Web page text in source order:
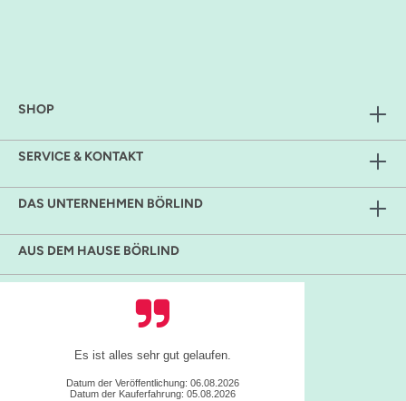
SHOP
SERVICE & KONTAKT
DAS UNTERNEHMEN BÖRLIND
AUS DEM HAUSE BÖRLIND
Es ist alles sehr gut gelaufen.
Datum der Veröffentlichung: 06.08.2026
Datum der Kauferfahrung: 05.08.2026